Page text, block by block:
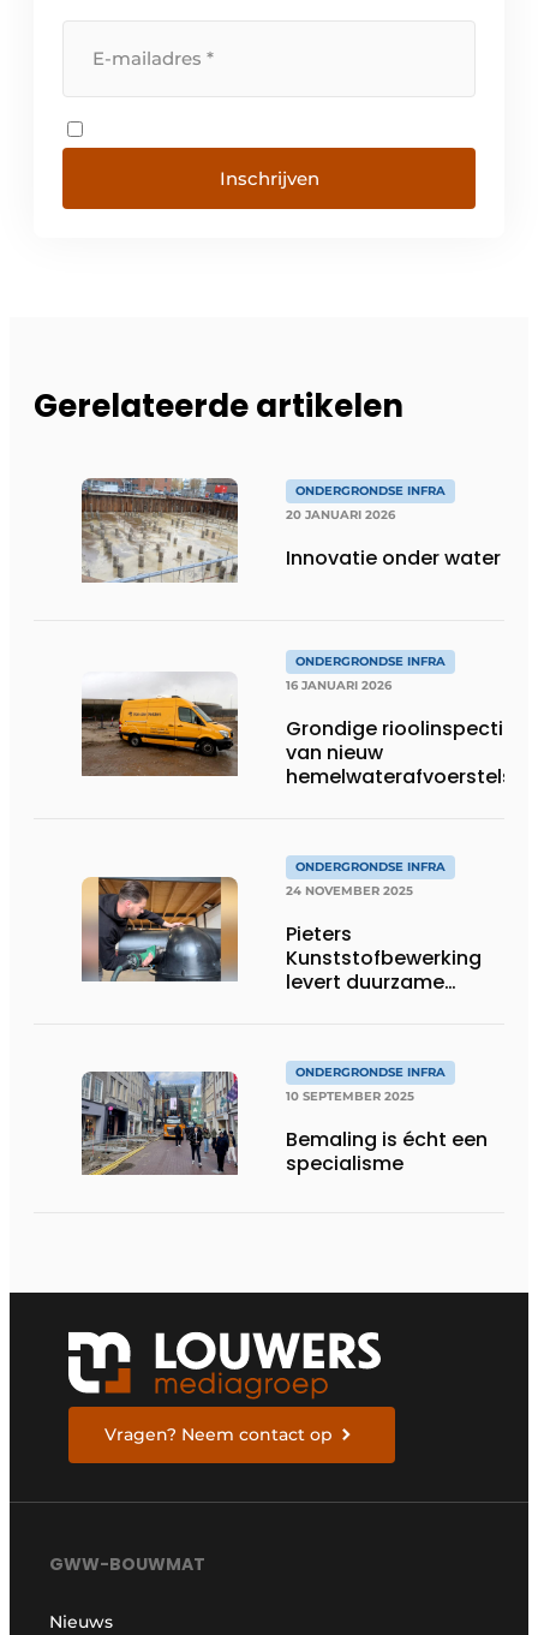
Inschrijven
Gerelateerde artikelen
ONDERGRONDSE INFRA
20 JANUARI 2026
Innovatie onder water
ONDERGRONDSE INFRA
16 JANUARI 2026
Grondige rioolinspecties
van nieuw
hemelwaterafvoerstelsel
ONDERGRONDSE INFRA
24 NOVEMBER 2025
Pieters
Kunststofbewerking
levert duurzame
ONDERGRONDSE INFRA
10 SEPTEMBER 2025
Bemaling is écht een
specialisme
Vragen? Neem contact op
GWW-BOUWMAT
Nieuws